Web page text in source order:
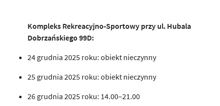
Kompleks Rekreacyjno-Sportowy przy ul. Hubala
Dobrzańskiego 99D:
24 grudnia 2025 roku: obiekt nieczynny
25 grudnia 2025 roku: obiekt nieczynny
26 grudnia 2025 roku: 14.00–21.00